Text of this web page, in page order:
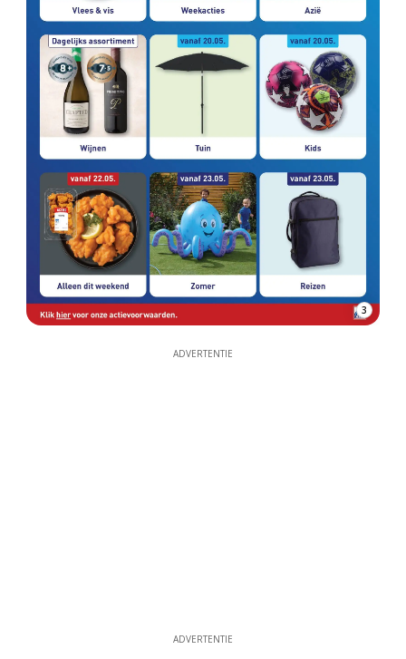
3
ADVERTENTIE
ADVERTENTIE